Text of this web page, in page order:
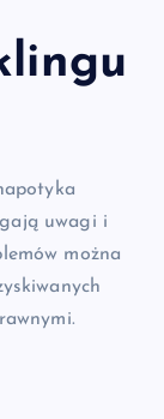
uwagi i
można